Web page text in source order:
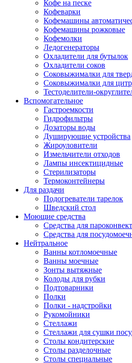
Кофе на песке
Кофеварки
Кофемашины
Кофемашины рожковые
Кофемолки
Ледогенераторы
Охладители для бутылок
Охладители соков
Соковыжималки для
Соковыжималки для
Тестоделители-
Вспомогательное
Гастроемкости
Гидрофильтры
Дозаторы воды
Душирующие устройства
Жироуловители
Измельчители отходов
Лампы инсектицидные
Стерилизаторы
Термоконтейнеры
Для раздачи
Подогреватели тарелок
Шведский стол
Моющие средства
Средства для
Средства для
Нейтральное
Ванны котломоечные
Ванны моечные
Зонты вытяжные
Колоды для рубки
Подтоварники
Полки
Полки - надстройки
Рукомойники
Стеллажи
Стеллажи для сушки
Столы кондитерские
Столы разделочные
Столы специальные